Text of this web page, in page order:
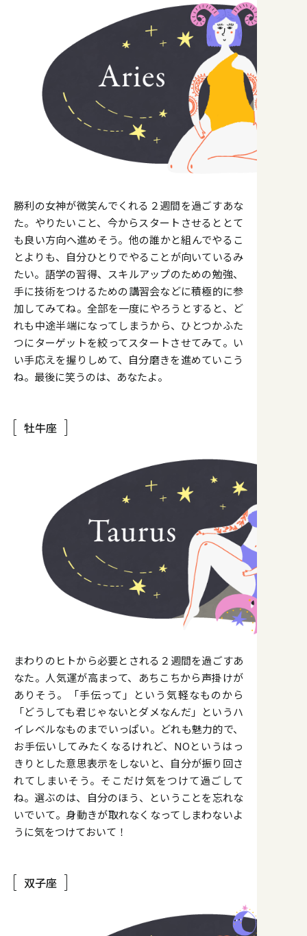
勝利の女神が微笑んでくれる２週間を過ごすあな
た。やりたいこと、今からスタートさせるととて
も良い方向へ進めそう。他の誰かと組んでやるこ
とよりも、自分ひとりでやることが向いているみ
たい。語学の習得、スキルアップのための勉強、
手に技術をつけるための講習会などに積極的に参
加してみてね。全部を一度にやろうとすると、ど
れも中途半端になってしまうから、ひとつかふた
つにターゲットを絞ってスタートさせてみて。い
い手応えを握りしめて、自分磨きを進めていこう
ね。最後に笑うのは、あなたよ。
牡牛座
まわりのヒトから必要とされる２週間を過ごすあ
なた。人気運が高まって、あちこちから声掛けが
ありそう。「手伝って」という気軽なものから
「どうしても君じゃないとダメなんだ」というハ
イレベルなものまでいっぱい。どれも魅力的で、
お手伝いしてみたくなるけれど、NOというはっ
きりとした意思表示をしないと、自分が振り回さ
れてしまいそう。そこだけ気をつけて過ごして
ね。選ぶのは、自分のほう、ということを忘れな
いでいて。身動きが取れなくなってしまわないよ
うに気をつけておいて！
双子座